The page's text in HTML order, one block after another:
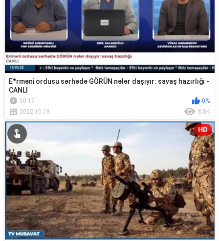
E*rməni ordusu sərhədə GÖRÜN nələr daşıyır: savaş hazırlığı -
CANLI
50:17
0%
2022.10.18
8.8K
HD